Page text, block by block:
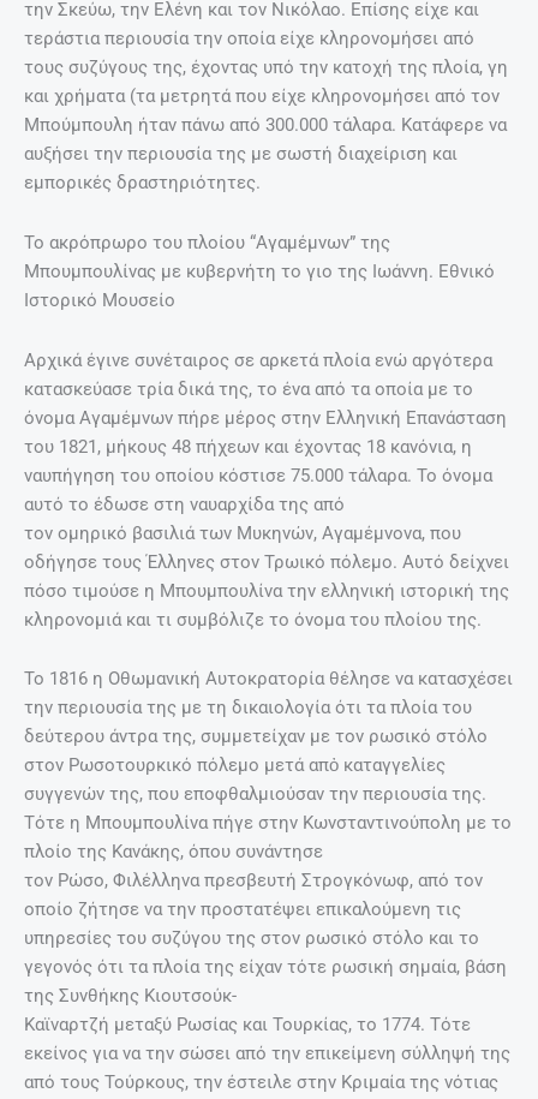
την Σκεύω, την Ελένη και τον Νικόλαο. Επίσης είχε και
τεράστια περιουσία την οποία είχε κληρονομήσει από
τους συζύγους της, έχοντας υπό την κατοχή της πλοία, γη
και χρήματα (τα μετρητά που είχε κληρονομήσει από τον
Μπούμπουλη ήταν πάνω από 300.000 τάλαρα. Κατάφερε να
αυξήσει την περιουσία της με σωστή διαχείριση και
εμπορικές δραστηριότητες.
Το ακρόπρωρο του πλοίου “Αγαμέμνων” της
Μπουμπουλίνας με κυβερνήτη το γιο της Ιωάννη. Εθνικό
Ιστορικό Μουσείο
Αρχικά έγινε συνέταιρος σε αρκετά πλοία ενώ αργότερα
κατασκεύασε τρία δικά της, το ένα από τα οποία με το
όνομα Αγαμέμνων πήρε μέρος στην Ελληνική Επανάσταση
του 1821, μήκους 48 πήχεων και έχοντας 18 κανόνια, η
ναυπήγηση του οποίου κόστισε 75.000 τάλαρα. Το όνομα
αυτό το έδωσε στη ναυαρχίδα της από
τον ομηρικό βασιλιά των Μυκηνών, Αγαμέμνονα, που
οδήγησε τους Έλληνες στον Τρωικό πόλεμο. Αυτό δείχνει
πόσο τιμούσε η Μπουμπουλίνα την ελληνική ιστορική της
κληρονομιά και τι συμβόλιζε το όνομα του πλοίου της.
Το 1816 η Οθωμανική Αυτοκρατορία θέλησε να κατασχέσει
την περιουσία της με τη δικαιολογία ότι τα πλοία του
δεύτερου άντρα της, συμμετείχαν με τον ρωσικό στόλο
στον Ρωσοτουρκικό πόλεμο μετά απὀ καταγγελίες
συγγενών της, που εποφθαλμιούσαν την περιουσία της.
Τότε η Μπουμπουλίνα πήγε στην Κωνσταντινούπολη με το
πλοίο της Κανάκης, όπου συνάντησε
τον Ρώσο, Φιλέλληνα πρεσβευτή Στρογκόνωφ, από τον
οποίο ζήτησε να την προστατέψει επικαλούμενη τις
υπηρεσίες του συζύγου της στον ρωσικό στόλο και το
γεγονός ότι τα πλοία της είχαν τότε ρωσική σημαία, βάση
της Συνθήκης Κιουτσούκ-
Καϊναρτζή μεταξύ Ρωσίας και Τουρκίας, το 1774. Τότε
εκείνος για να την σώσει από την επικείμενη σύλληψή της
από τους Τούρκους, την έστειλε στην Κριμαία της νότιας